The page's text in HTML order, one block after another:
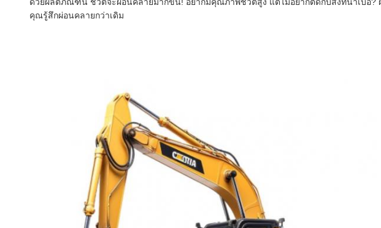
คุณรู้สึกผ่อนคลายกว่าเดิม